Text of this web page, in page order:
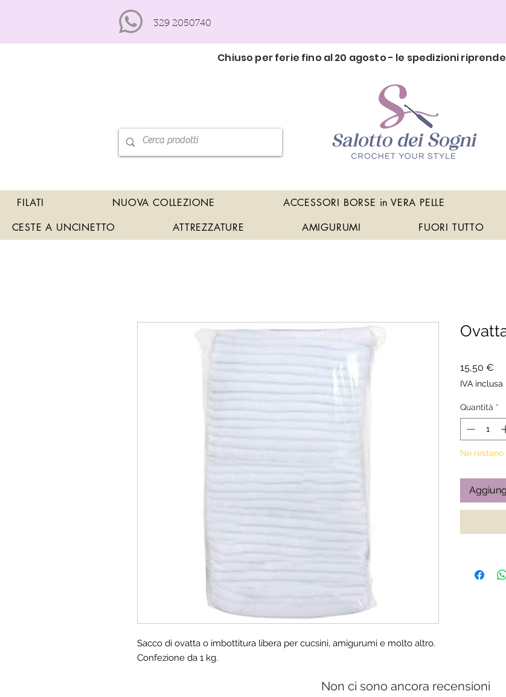
329 2050740
Chiuso per ferie fino al 20 agosto - le spedizioni
Sacco di ovatta o imbottitura libera per cucsini, amigurumi e molto altro.
Confezione da 1 kg.
15,50 €
IVA inclusa
Quantità *
Ne restano
Non ci sono ancora recensioni
FILATI NUOVA COLLEZIONE ACCESSORI BORSE in VERA PELLE
CESTE A UNCINETTO
ATTREZZATURE AMIGURUMI FUORI TUTTO